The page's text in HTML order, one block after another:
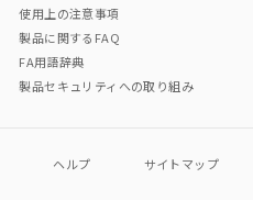
使用上の注意事項
製品に関するFAQ
FA用語辞典
製品セキュリティへの取り組み
ヘルプ サイトマップ